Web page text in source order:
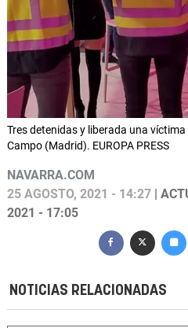
Tres detenidas y liberada una
Campo (Madrid). EUROPA PRESS
NAVARRA.COM
25 AGOSTO, 2021 - 14:27 |
2021 - 17:05
NOTICIAS RELACIONADAS